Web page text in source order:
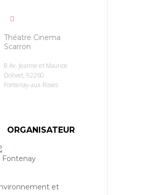
Théatre Cinema
Scarron
8 Av. Jeanne et Maurice
Dolivet, 92260
Fontenay-aux-Roses
ORGANISATEUR